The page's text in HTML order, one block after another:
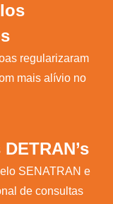
regularizaram
mais alívio no
SENATRAN e
de consultas